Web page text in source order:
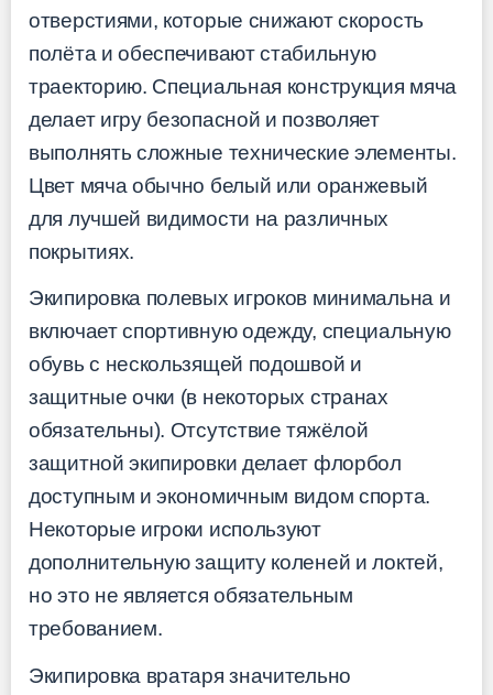
отверстиями, которые снижают скорость
полёта и обеспечивают стабильную
траекторию. Специальная конструкция мяча
делает игру безопасной и позволяет
выполнять сложные технические элементы.
Цвет мяча обычно белый или оранжевый
для лучшей видимости на различных
покрытиях.
Экипировка полевых игроков минимальна и
включает спортивную одежду, специальную
обувь с нескользящей подошвой и
защитные очки (в некоторых странах
обязательны). Отсутствие тяжёлой
защитной экипировки делает флорбол
доступным и экономичным видом спорта.
Некоторые игроки используют
дополнительную защиту коленей и локтей,
но это не является обязательным
требованием.
Экипировка вратаря значительно